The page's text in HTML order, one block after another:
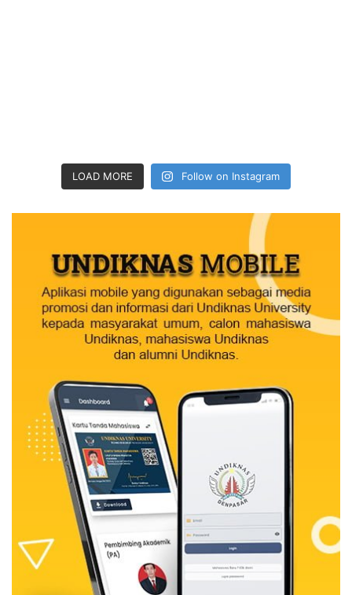
LOAD MORE Follow on Instagram